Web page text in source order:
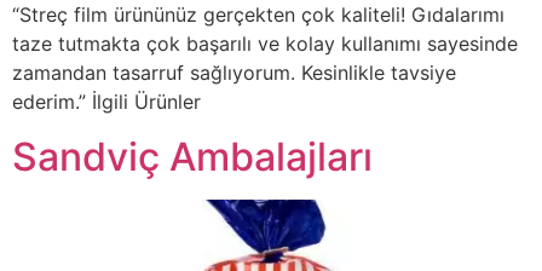
“Streç film ürününüz gerçekten çok kaliteli! Gıdalarımı
taze tutmakta çok başarılı ve kolay kullanımı sayesinde
zamandan tasarruf sağlıyorum. Kesinlikle tavsiye
ederim.” İlgili Ürünler
Sandviç Ambalajları